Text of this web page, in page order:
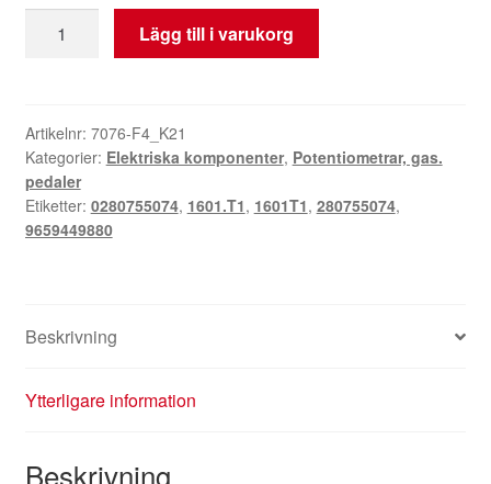
Citroën
0280755074
9659449880
1601T1
mängd
Lägg till i varukorg
Artikelnr: 7076-F4_K21
Kategorier: Elektriska komponenter, Potentiometrar, gas.
pedaler
Etiketter: 0280755074, 1601.T1, 1601T1, 280755074,
9659449880
Beskrivning
Ytterligare information
Beskrivning